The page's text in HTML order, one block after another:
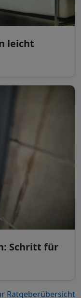
leicht
Schritt für
Ratgeberübersicht